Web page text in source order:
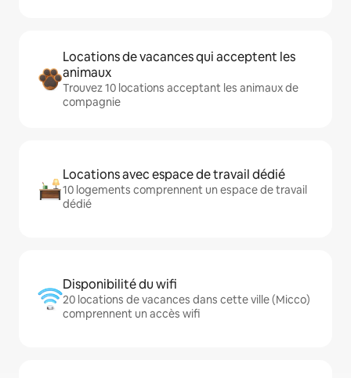
Locations de vacances qui acceptent les
animaux
Trouvez 10 locations acceptant les animaux de
compagnie
Locations avec espace de travail dédié
10 logements comprennent un espace de travail
dédié
Disponibilité du wifi
20 locations de vacances dans cette ville (Micco)
comprennent un accès wifi